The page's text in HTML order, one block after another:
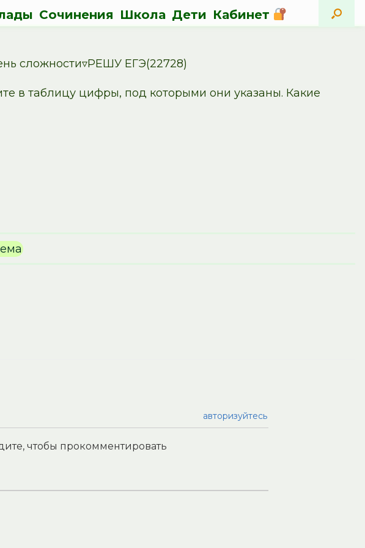
Сочинения Школа Дети Кабинет
сложности▿РЕШУ ЕГЭ(22728)
в таблицу цифры, под которыми они указаны. Какие
авторизуйтесь
чтобы прокомментировать